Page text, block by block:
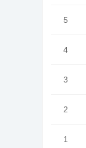
5
4
3
2
1